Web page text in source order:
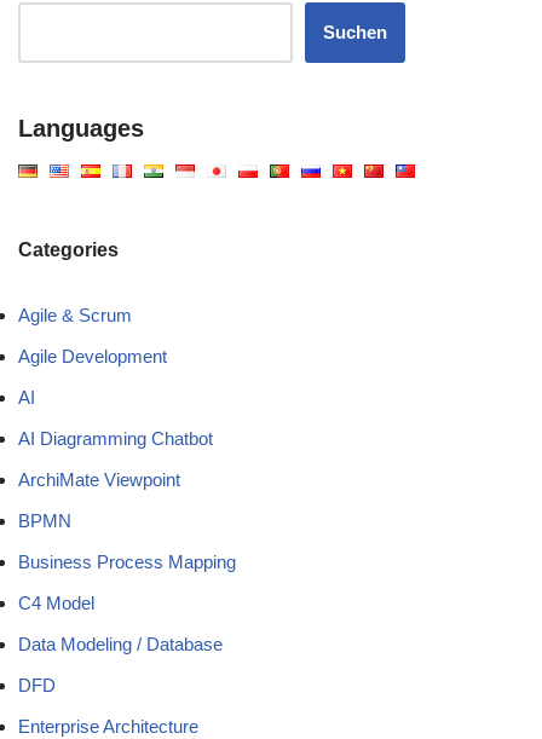
Suchen
Languages
Categories
Agile & Scrum
Agile Development
AI
AI Diagramming Chatbot
ArchiMate Viewpoint
BPMN
Business Process Mapping
C4 Model
Data Modeling / Database
DFD
Enterprise Architecture